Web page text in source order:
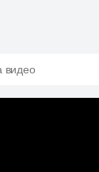
видео